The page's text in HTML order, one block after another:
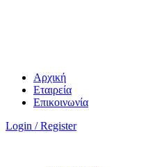
Αρχική
Εταιρεία
Επικοινωνία
Login / Register